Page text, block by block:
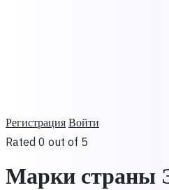
Регистрация Войти
Rated 0 out of 5
Марки страны